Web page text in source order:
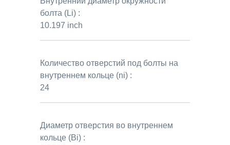
болта (Li) :
10.197 inch
Количество отверстий под болты на
внутреннем кольце (ni) :
24
Диаметр отверстия во внутреннем
кольце (Bi) :